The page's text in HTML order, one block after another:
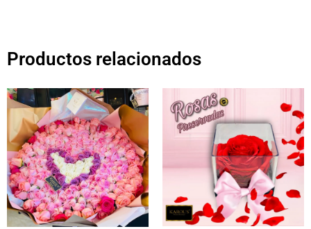
Productos relacionados